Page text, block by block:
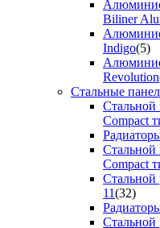
Biliner
Indigo(5)
Revolution
Стальные
Стальной
Compact
Стальной
Compact
Стальной
11(32)
Стальной